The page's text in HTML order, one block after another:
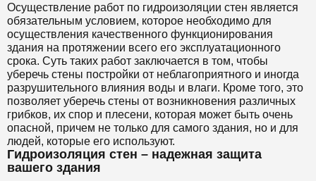
Осуществление работ по гидроизоляции стен является
обязательным условием, которое необходимо для
осуществления качественного функционирования
здания на протяжении всего его эксплуатационного
срока. Суть таких работ заключается в том, чтобы
уберечь стены постройки от неблагоприятного и иногда
разрушительного влияния воды и влаги. Кроме того, это
позволяет уберечь стены от возникновения различных
грибков, их спор и плесени, которая может быть очень
опасной, причем не только для самого здания, но и для
людей, которые его используют.
Гидроизоляция стен – надежная защита
вашего здания